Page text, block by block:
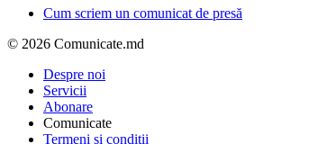
Cum scriem un comunicat de presă
© 2026 Comunicate.md
Despre noi
Servicii
Abonare
Comunicate
Termeni si condiţii